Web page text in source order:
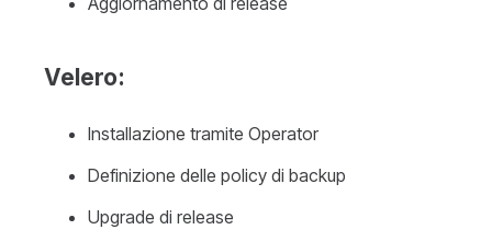
Velero:
Installazione tramite Operator
Definizione delle policy di backup
Upgrade di release